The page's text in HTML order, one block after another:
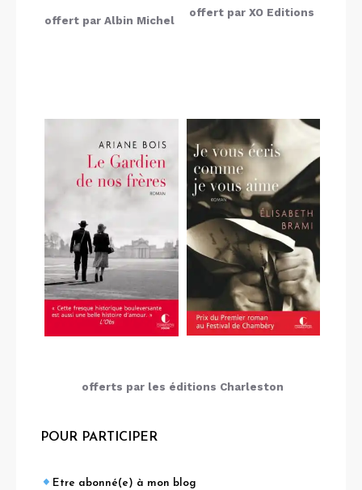
offert par Albin Michel
offert par XO Editions
offerts par les éditions Charleston
POUR PARTICIPER
Etre abonné(e) à mon blog